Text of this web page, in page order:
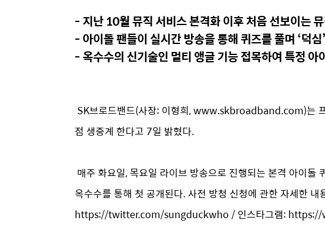
- 지난 10월 뮤직 서비스 본격화 이후 처음 선보이는
- 아이돌 팬들이 실시간 방송을 통해 퀴즈를 풀며 ‘덕심
- 옥수수의 신기술인 멀티 앵글 기능 접목하여 특정 아
SK브로드밴드(사장: 이형희, www.skbroadband.com)는
점 생중계 한다고 7일 밝혔다.
매주 화요일, 목요일 라이브 방송으로 진행되는 본격 아이돌
옥수수를 통해 첫 공개된다. 사전 방청 신청에 관한 자세한
https://twitter.com/sungduckwho / 인스타그램: